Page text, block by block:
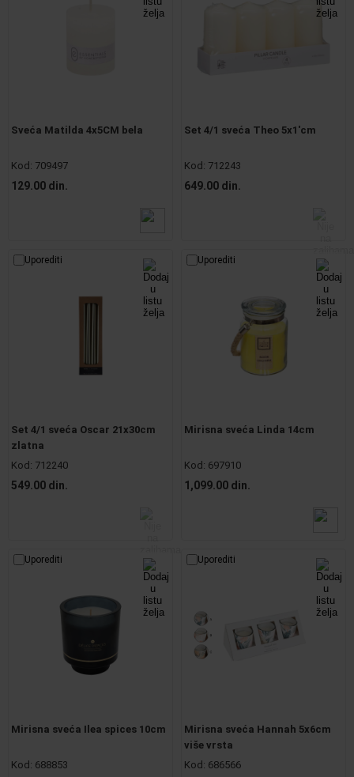
Sveća Matilda 4x5CM bela
Kod: 709497
129.00 din.
Set 4/1 sveća Theo 5x1'cm
Kod: 712243
649.00 din.
Uporediti
Set 4/1 sveća Oscar 21x30cm
zlatna
Kod: 712240
549.00 din.
Uporediti
Mirisna sveća Linda 14cm
Kod: 697910
1,099.00 din.
Uporediti
Mirisna sveća Ilea spices 10cm
Kod: 688853
Uporediti
Mirisna sveća Hannah 5x6cm
više vrsta
Kod: 686566